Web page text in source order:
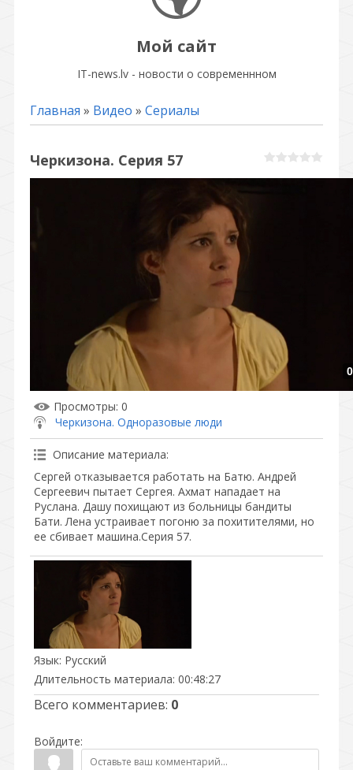
Мой сайт
IT-news.lv - новости о современнном
Главная » Видео » Сериалы
Черкизона. Серия 57
Просмотры: 0
Черкизона. Одноразовые люди
Описание материала:
Сергей отказывается работать на Батю. Андрей
Сергеевич пытает Сергея. Ахмат нападает на
Руслана. Дашу похищают из больницы бандиты
Бати. Лена устраивает погоню за похитителями, но
ее сбивает машина.Серия 57.
Язык: Русский
Длительность материала: 00:48:27
Всего комментариев: 0
Войдите: